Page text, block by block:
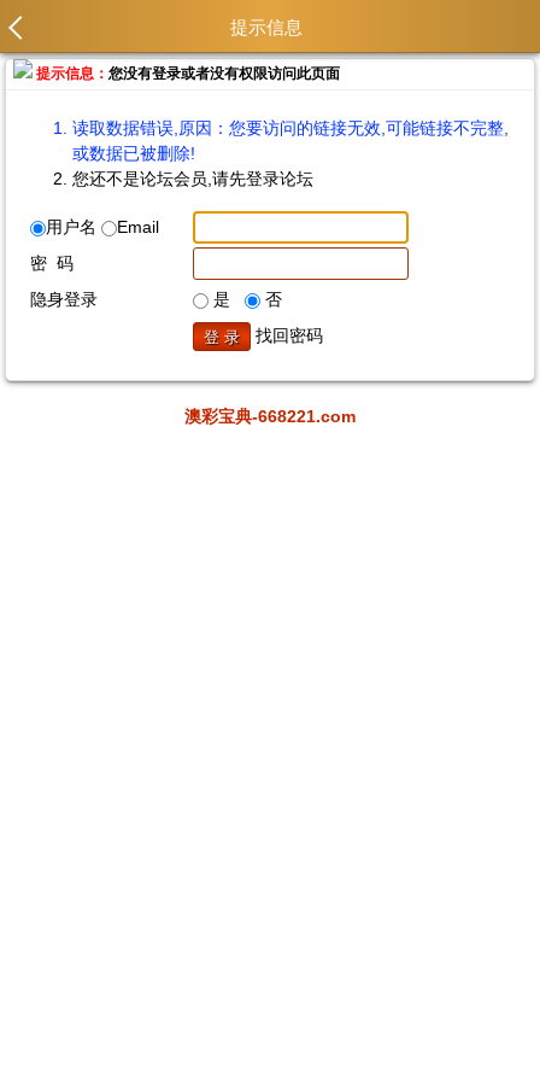
提示信息
提示信息：您没有登录或者没有权限访问此页面
读取数据错误,原因：您要访问的链接无效,可能链接不完整,
或数据已被删除!
您还不是论坛会员,请先登录论坛
用户名
Email
密 码
隐身登录
是
否
找回密码
澳彩宝典-668221.com